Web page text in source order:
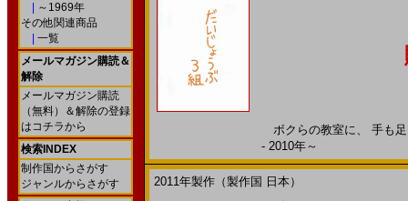
～1969年
その他関連商品
一覧
メールマガジン購読＆
解除
メールマガジン購読
（無料）＆解除の登録
はコチラから
検索INDEX
制作国からさがす
ジャンルからさがす
ボクらの教室に、 手も
- 2010年～
2011年製作（製作国 日本）